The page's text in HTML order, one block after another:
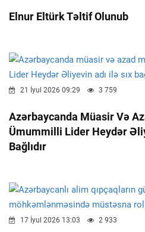
Elnur Eltürk Təltif Olunub
21 İyul 2026 09:29 3 759
Azərbaycanda Müasir Və
Ümummilli Lider Heydər
Bağlıdır
17 İyul 2026 13:03 2 933